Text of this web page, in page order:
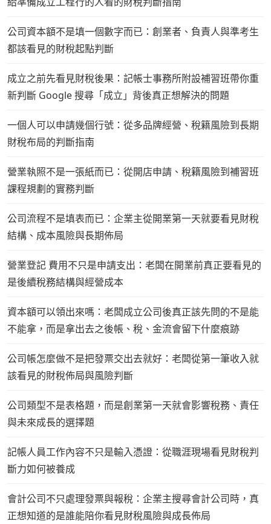
公司資本額不是填一個數字而已：創業者、負責人與準考生
都該看見的財稅起點判斷
成立之前先看見財稅後果：記帳士事務所附設補習班帶你重
新判斷 Google 搜尋「成立」背後真正想解決的問題
一個人可以申請幾個行號：從多品牌經營、稅籍風險到長期
財稅布局的判斷指南
營業執照不是一張紙而已：從開店申請、稅籍風險到補習班
課程規劃的實務判斷
公司流程不是填表而已：企業主從開業第一天就要看見財稅
結構、成本風險與長期佈局
營業登記 費用不只是申請支出：老闆在開業前真正要看見的
是後續稅務結構與經營成本
資本額可以領出來嗎：老闆成立公司後真正該先問的不是能
不能拿，而是拿出去之後帳、稅、金流會留下什麼痕跡
公司帳怎麼做不是把發票交出去就好：老闆從第一筆收入就
該看見的財稅佈局與風險判斷
公司類型不是表格題，而是創業第一天就會影響稅務、責任
與未來成長的選擇題
記帳人員工作內容不只是輸入憑證：從職涯現場看見財稅判
斷力如何被養成
會計公司不只處理發票與報稅：企業主搜尋會計公司時，真
正想知道的是誰能陪你看見財稅風險與成長佈局